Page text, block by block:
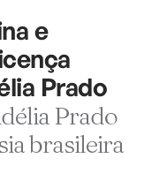
e
Prado
Prado
brasileira